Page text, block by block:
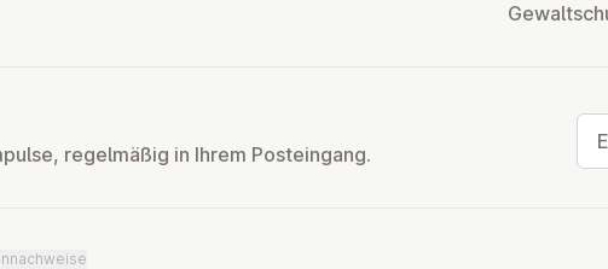
regelmäßig in Ihrem Posteingang.